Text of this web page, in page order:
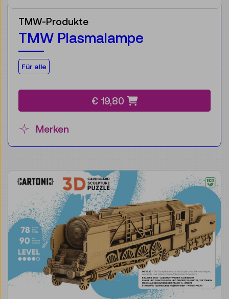
TMW-Produkte
TMW Plasmalampe
Für die Zielgruppe:
Für alle
€ 19,80
Merken